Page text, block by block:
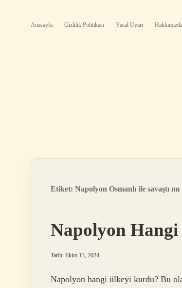
Anasayfa Gizlilik Politikası Yasal Uyarı Hakkımızda
Etiket: Napolyon Osmanlı ile savaştı mı
Napolyon
Tarih: Ekim 13, 2024
Napolyon hangi ülkeyi kurdu? Bu